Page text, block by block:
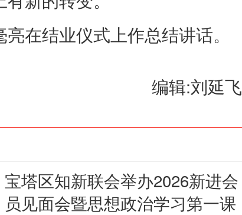
结业仪式上作总结讲话。
编辑:刘延飞
宝塔区知新联会举办2026新进会
员见面会暨思想政治学习第一课